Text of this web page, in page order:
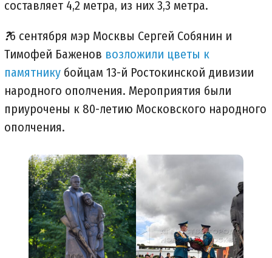
составляет 4,2 метра, из них 3,3 метра.
?6 сентября мэр Москвы Сергей Собянин и
Тимофей Баженов возложили цветы к
памятнику бойцам 13-й Ростокинской дивизии
народного ополчения. Мероприятия были
приурочены к 80-летию Московского народного
ополчения.